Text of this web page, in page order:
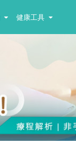
健康工具